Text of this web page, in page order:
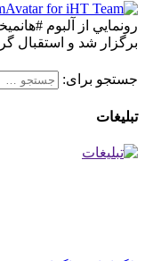
رونمايي از آلبوم
برگزار شد و استقبال
جستجو برای:
تبلیغات